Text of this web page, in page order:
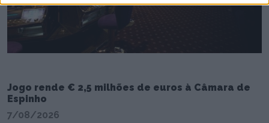
Jogo rende € 2,5 milhões de euros à Câmara de
Espinho
7/08/2026